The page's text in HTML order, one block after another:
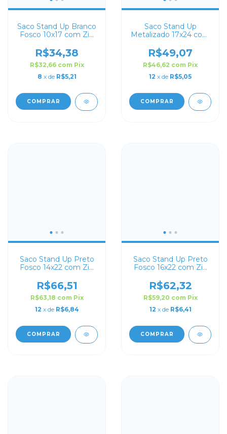
Saco Stand Up Branco
Fosco 10x17 com Zip
R$34,38
R$32,66 com Pix
8 x de R$5,21
COMPRAR
Saco Stand Up
Metalizado 17x24 com
R$49,07
R$46,62 com Pix
12 x de R$5,05
COMPRAR
Saco Stand Up Preto
Fosco 14x22 com Zip
R$66,51
R$63,18 com Pix
12 x de R$6,84
COMPRAR
Saco Stand Up Preto
Fosco 16x22 com Zip
R$62,32
R$59,20 com Pix
12 x de R$6,41
COMPRAR